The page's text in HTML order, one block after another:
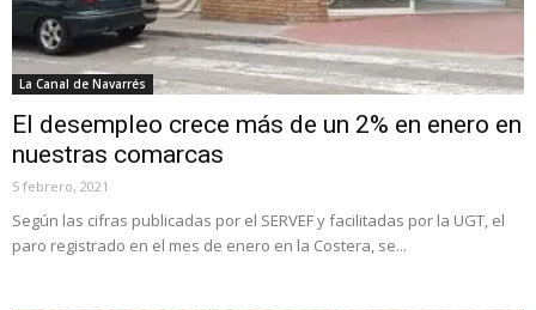
La Canal de Navarrés
El desempleo crece más de un 2% en enero en
nuestras comarcas
5 febrero, 2021
Según las cifras publicadas por el SERVEF y facilitadas por la UGT, el
paro registrado en el mes de enero en la Costera, se...